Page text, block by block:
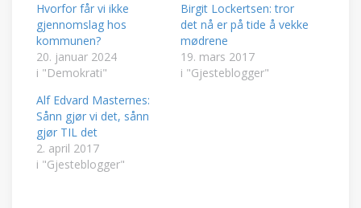
Hvorfor får vi ikke
gjennomslag hos
kommunen?
20. januar 2024
i "Demokrati"
Birgit Lockertsen: tror
det nå er på tide å vekke
mødrene
19. mars 2017
i "Gjesteblogger"
Alf Edvard Masternes:
Sånn gjør vi det, sånn
gjør TIL det
2. april 2017
i "Gjesteblogger"